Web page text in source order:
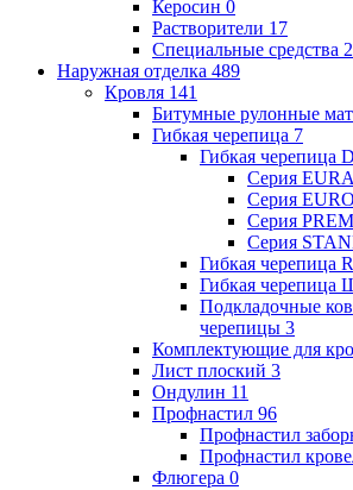
Керосин 0
Растворители 17
Специальные средства
Наружная отделка 489
Кровля 141
Битумные рулонные
Гибкая черепица 7
Гибкая черепица
Серия
Серия
Серия
Серия
Гибкая черепица
Гибкая черепица
Подкладочные
черепицы 3
Комплектующие для
Лист плоский 3
Ондулин 11
Профнастил 96
Профнастил
Профнастил
Флюгера 0